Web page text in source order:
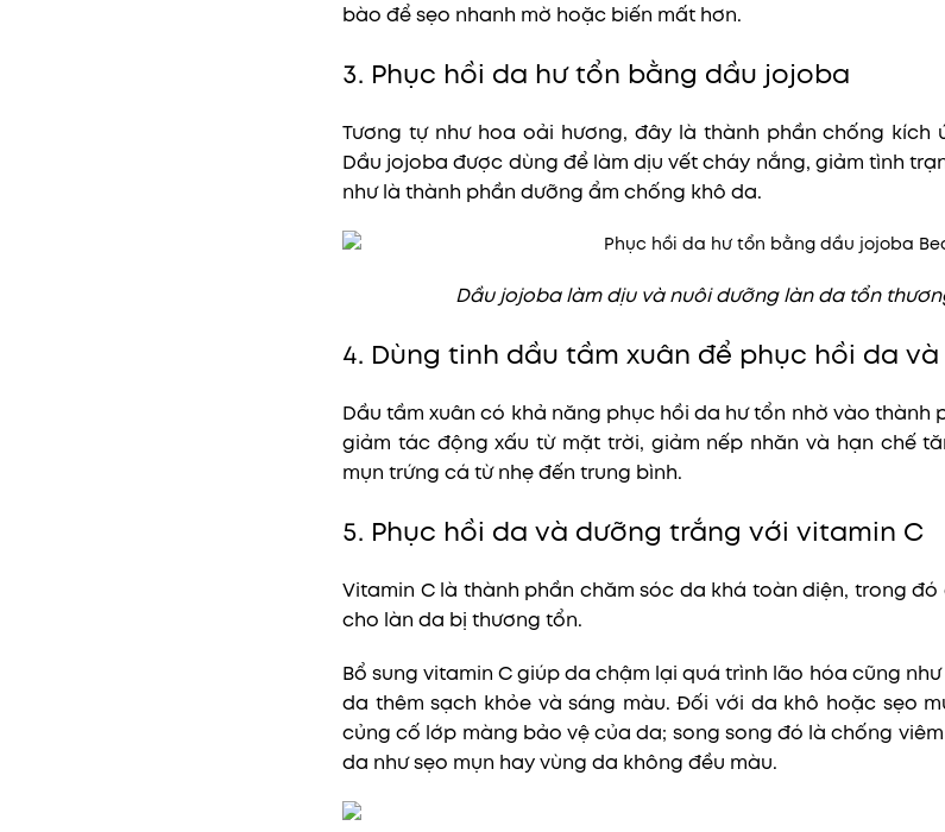
bào để sẹo nhanh mờ hoặc biến mất hơn.
3. Phục hồi da hư tổn bằng dầu jojoba
Tương tự như hoa oải hương, đây là thành phần chống kích
Dầu jojoba được dùng để làm dịu vết cháy nắng, giảm tình
như là thành phần dưỡng ẩm chống khô da.
Dầu jojoba làm dịu và nuôi dưỡng làn da tổn
4. Dùng tinh dầu tầm xuân để phục hồi da
Dầu tầm xuân có khả năng phục hồi da hư tổn nhờ vào thành
giảm tác động xấu từ mặt trời, giảm nếp nhăn và hạn chế
mụn trứng cá từ nhẹ đến trung bình.
5. Phục hồi da và dưỡng trắng với vitamin C
Vitamin C là thành phần chăm sóc da khá toàn diện, trong
cho làn da bị thương tổn.
Bổ sung vitamin C giúp da chậm lại quá trình lão hóa cũng
da thêm sạch khỏe và sáng màu. Đối với da khô hoặc sẹo
củng cố lớp màng bảo vệ của da; song song đó là chống
da như sẹo mụn hay vùng da không đều màu.